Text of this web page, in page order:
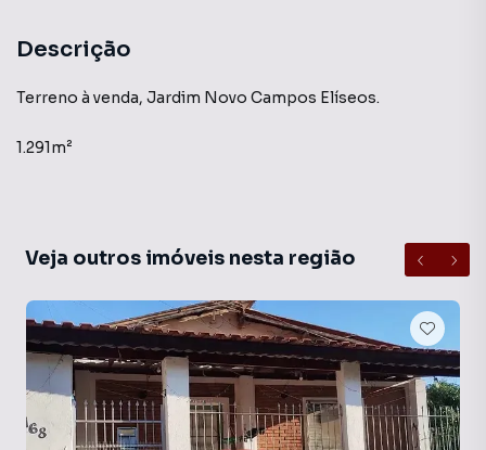
Descrição
Terreno à venda, Jardim Novo Campos Elíseos.
1.291m²
Veja outros imóveis nesta região